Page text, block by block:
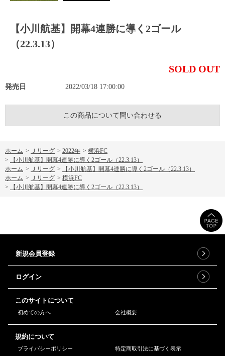
【小川航基】開幕4連勝に導く2ゴール
（22.3.13）
SOLD OUT
発売日 2022/03/18 17:00:00
この商品について問い合わせる
ホーム > Ｊリーグ > 2022年 > 横浜FC
>
【小川航基】開幕4連勝に導く2ゴール（22.3.13）
ホーム > Ｊリーグ >
【小川航基】開幕4連勝に導く2ゴール（22.3.13）
ホーム > Ｊリーグ > 横浜FC
>
【小川航基】開幕4連勝に導く2ゴール（22.3.13）
新規会員登録
ログイン
このサイトについて
初めての方へ 会社概要
規約について
プライバシーポリシー 特定商取引法に基づく表示